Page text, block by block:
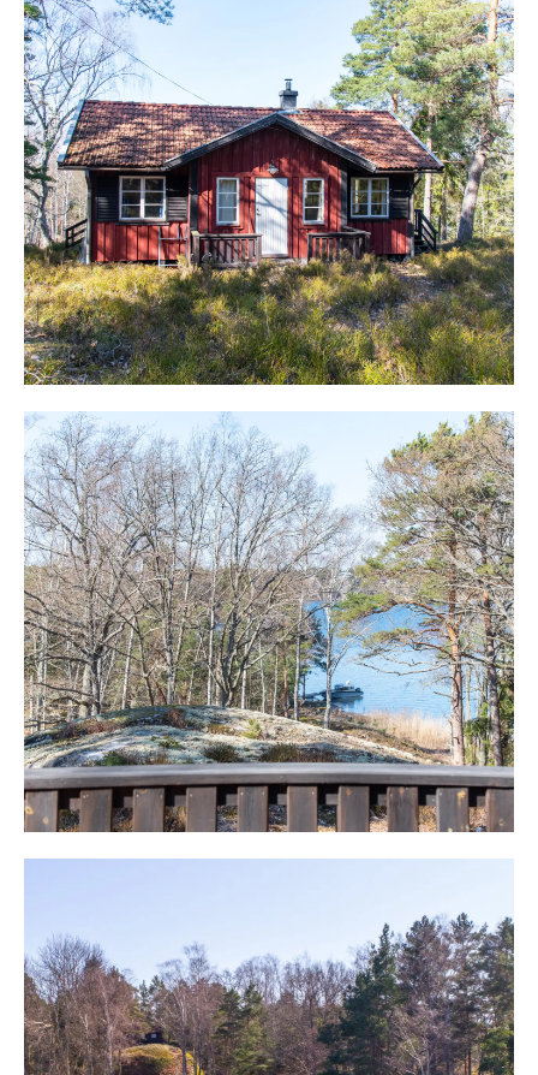
klipphällar för härliga bad och plats för solstolar. Här
njuter man av solen hela dagen och varma solnedgångar.
Från bryggan leder stigar en upp till naturtomten med
flata hällar och ett skärgårdshus uppfört 1975. Huset
omges av stora trädäck med sjöutsikt över vacker
skärgård. Här sitter man och njuter av lugnet och all den
stillhet som bara ett ö-ställe kan ge.
Ingång i huset sker från söder och en trevlig hall möter.
Vidare öppnar sällskapsrum, matplats och kök upp sig
med öppen planlösning. Plats finns för soffgrupp,
sjöutsikt. Köket erbjuder kyl/frys, diskbänk, spis och
ugn. Centralt i rummet finns en öppen spis som ger
värme och atmosfär under årets alla tider. Fönster finns i
flera väderstreck, vilket ger maximalt med ljusinsläpp.
I huset finns även tre sovrum med plats för dubbelsäng
och våningssäng i två av rummen.
Ett rum finns med torrtoalett och med möjlighet att
ansluta handfat och dusch.
Huset omges av vacker skärgårdsnatur och här finns stora
möjligheter att utveckla bebyggelsen och öppna upp
tomten.
Båtplats finns på fastlandet och får överlåtas.
och handel och ändå klart vatten, tång och massa hällar.
Varmt välkommen på visning!